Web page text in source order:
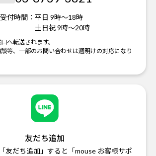
受付時間： 平日 9時～18時
土日祝 9時～20時
へ転送されます。
等、一部のお問い合わせは週明けの対応になり
友だち追加
友だち追加」すると「mouse お客様サポ